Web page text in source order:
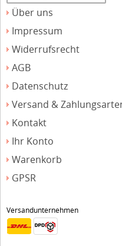
Über uns
Impressum
Widerrufsrecht
AGB
Datenschutz
Versand &
Kontakt
Ihr Konto
Warenkorb
GPSR
Versandunternehmen